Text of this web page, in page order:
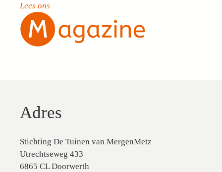
Lees ons
Adres
Stichting De Tuinen van MergenMetz
Utrechtseweg 433
6865 CL Doorwerth